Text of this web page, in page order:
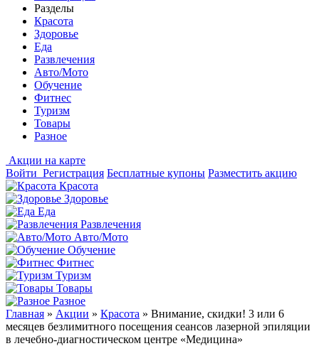
Разделы
Красота
Здоровье
Еда
Развлечения
Авто/Мото
Обучение
Фитнес
Туризм
Товары
Разное
Акции на карте
Войти Регистрация Бесплатные купоны Разместить акцию
Красота
Здоровье
Еда
Развлечения
Авто/Мото
Обучение
Фитнес
Туризм
Товары
Разное
Главная » Акции » Красота » Внимание, скидки! 3 или 6
месяцев безлимитного посещения сеансов лазерной эпиляции
в лечебно-диагностическом центре «Медицина»